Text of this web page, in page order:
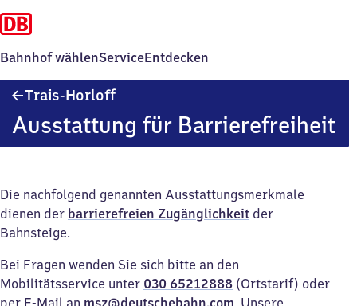
Bahnhof wählenServiceEntdecken
Trais-HorloffTrais-
Ausstattung für Barrierefreiheit
Die nachfolgend genannten Ausstattungsmerkmale
dienen der barrierefreien Zugänglichkeit der
Bahnsteige.
Bei Fragen wenden Sie sich bitte an den
Mobilitätsservice unter 030 65212888 (Ortstarif) oder
per E-Mail an msz@deutschebahn.com. Unsere